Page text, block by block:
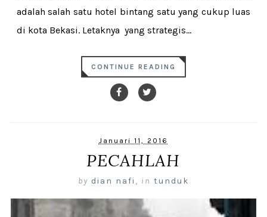
adalah salah satu hotel bintang satu yang cukup luas
di kota Bekasi. Letaknya yang strategis...
CONTINUE READING
Januari 11, 2016
PECAHLAH
by dian nafi , in tunduk